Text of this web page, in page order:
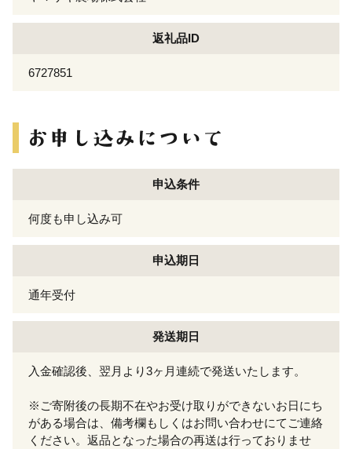
返礼品ID
6727851
申込条件
何度も申し込み可
申込期日
通年受付
発送期日
入金確認後、翌月より3ヶ月連続で発送いたします。
※ご寄附後の長期不在やお受け取りができないお日にち
がある場合は、備考欄もしくはお問い合わせにてご連絡
ください。返品となった場合の再送は行っておりませ